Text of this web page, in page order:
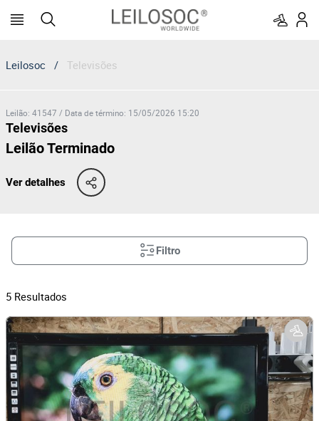
Leilosoc / Televisões
Leilão: 41547 / Data de término: 15/05/2026 15:20
Televisões
Leilão Terminado
Ver detalhes
Filtro
5 Resultados